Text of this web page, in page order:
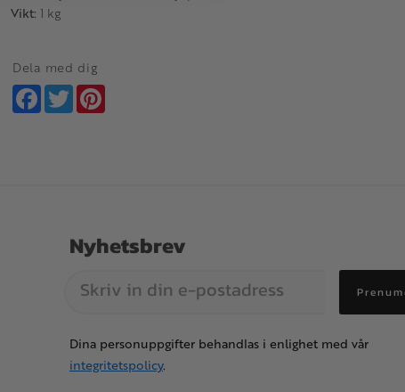
Vikt: 1 kg
Dela med dig
Facebook
Twitter
Nyhetsbrev
Dina personuppgifter behandlas i enlighet med vår
integritetspolicy.